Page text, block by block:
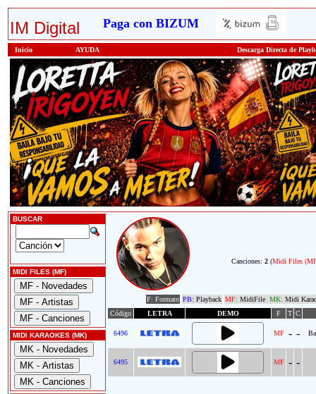
IM Digital Paga con BIZUM
Inicio AYUDA Descarga Directa de
BUSCAR
MIDI FILES (MF)
MIDI KARAOKES (MK)
Canciones: 2 (Midi Files
F: Formato PB: Playback MF: MidiFile MK: Midi
Código
LETRA DEMO F T C
6496 MF - -
6495 MF - -